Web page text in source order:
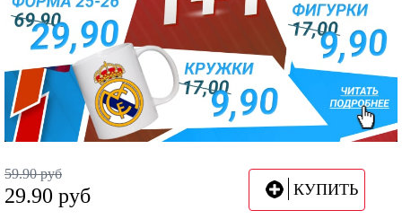
59.90 руб
29.90 руб КУПИТЬ